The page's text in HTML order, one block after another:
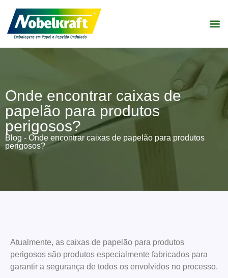
Onde encontrar caixas de
papelão para produtos
perigosos?
Blog - Onde encontrar caixas de papelão para produtos
perigosos?
Atualmente, as caixas de papelão para produtos
perigosos são produtos especialmente fabricados para
garantir a segurança de todos os envolvidos no processo.